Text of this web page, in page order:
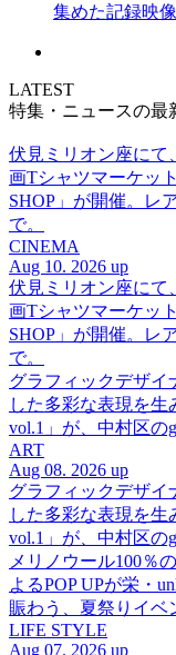
集めた記録映
LATEST
特集・ニュースの最
伏見ミリオン座にて
画Tシャツマーケッ
SHOP」が開催。レ
で。
CINEMA
Aug 10. 2026 up
伏見ミリオン座にて
画Tシャツマーケッ
SHOP」が開催。レ
で。
グラフィックデザイ
した多彩な表現を生
vol.1」が、中村区の
ART
Aug 08. 2026 up
グラフィックデザイ
した多彩な表現を生
vol.1」が、中村区の
メリノウール100％
よるPOP UPが栄・
賑わう、夏祭りイベ
LIFE STYLE
Aug 07. 2026 up